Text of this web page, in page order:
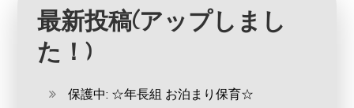
最新投稿(アップしまし
た！)
保護中: ‪☆年長組 お泊まり保育☆